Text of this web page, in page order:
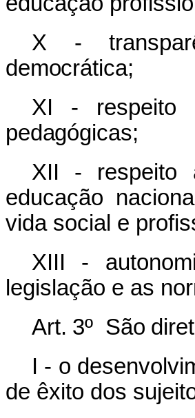
X -
democrática;
XI -
respeito
pedagógicas;
XII - respeito
educação
vida social e
XIII -
legislação e as
Art. 3º São
I - o
de êxito dos